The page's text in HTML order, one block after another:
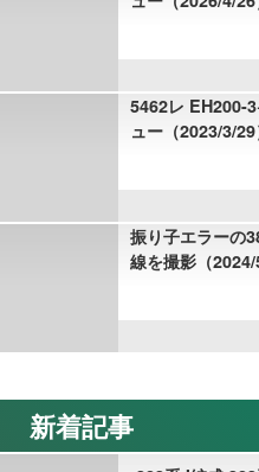
5462レ EH200-
ュー（2023/3/29
振り子エラーの
線を撮影（2024/
新着記事